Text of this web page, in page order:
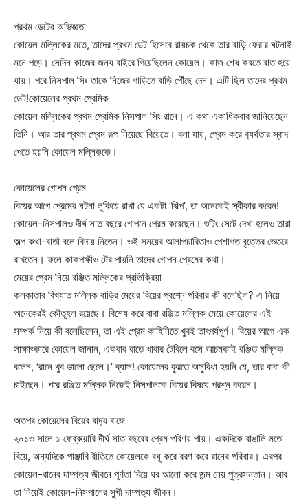
প্রথম ডেটের অভিজ্ঞতা
কোয়েল মল্লিকের মতে, তাদের প্রথম ডেট হিসেবে রায়চক থেকে তার বাড়ি ফেরার ঘটনাই
মনে পড়ে। সেদিন কাজের জন‌্য বাইরে গিয়েছিলেন কোয়েল। কাজ শেষ করতে রাত হয়ে
যায়। পরে নিসপাল সিং তাকে নিজের গাড়িতে বাড়ি পৌঁছে দেন। এটি ছিল তাদের প্রথম
ডেট!কোয়েলের প্রথম প্রেমিক
কোয়েল মল্লিকের প্রথম প্রেমিক নিসপাল সিং রানে। এ কথা একাধিকবার জানিয়েছেন
তিনি। আর তার প্রথম প্রেম রূপ নিয়েছে বিয়েতে। বলা যায়, প্রেম করে ব‌্যর্থতার স্বাদ
পেতে হয়নি কোয়েল মল্লিককে।
কোয়েলের গোপন প্রেম
বিয়ের আগে প্রেমের ঘটনা লুকিয়ে রাখা যে একটা ‘শিল্প’, তা অনেকেই স্বীকার করেন!
কোয়েল-নিসপালও দীর্ঘ সাত বছরে গোপনে প্রেম করেছেন। শুটিং সেটে দেখা হলেও তারা
অল্প কথা-বার্তা বলে বিদায় নিতেন। ওই সময়ের আলাপচারিতাও পেশাগত বৃত্তের ভেতরে
রাখতেন। ফলে কাকপক্ষীও টের পায়নি তাদের গোপন প্রেমের কথা।
মেয়ের প্রেম নিয়ে রঞ্জিত মল্লিকের প্রতিক্রিয়া
কলকাতার বিখ্যাত মল্লিক বাড়ির মেয়ের বিয়ের প্রশ্নে পরিবার কী বলেছিল? এ নিয়ে
অনেকেরই কৌতূহল রয়েছে। বিশেষ করে বাবা রঞ্জিত মল্লিক মেয়ে কোয়েলের এই
সম্পর্ক নিয়ে কী বলেছিলেন, তা এই প্রেম কাহিনিতে খুবই তাৎপর্যপূর্ণ। বিয়ের আগে এক
সাক্ষাৎকারে কোয়েল জানান, একবার রাতে খাবার টেবিলে বসে আচমকাই রঞ্জিত মল্লিক
বলেন, ‘রানে খুব ভালো ছেলে।’ ব্যাস! কোয়েলের বুঝতে অসুবিধা হয়নি যে, তার বাবা কী
চাইছেন। পরে রঞ্জিত মল্লিক নিজেই নিসপালকে বিয়ের বিষয়ে প্রশ্ন করেন।
অতপর কোয়েলের বিয়ের বাদ‌্য বাজে
২০১৩ সালে ১ ফেব্রুয়ারি দীর্ঘ সাত বছরের প্রেম পরিণয় পায়। একদিকে বাঙালি মতে
বিয়ে, অন্যদিকে পাঞ্জাবি রীতিতে কোয়েলকে বধূ করে বরণ করে রানের পরিবার। এরপর
কোয়েল-রানের দাম্পত্য জীবনে পূর্ণতা দিয়ে ঘর আলো করে জন্ম নেয় পুত্রসন্তান। আর
তা নিয়েই কোয়েল-নিসপালের সুখী দাম্পত‌্য জীবন।